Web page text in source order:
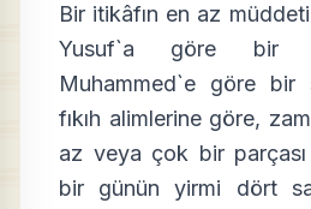
259- Bir itikâfın en az
Yusuf`a göre bir
Muhammed`e göre bir
fıkıh alimlerine göre,
az veya çok bir
bir günün yirmi dört